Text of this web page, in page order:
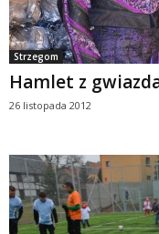
Strzegom
Hamlet z
26 listopada 2012